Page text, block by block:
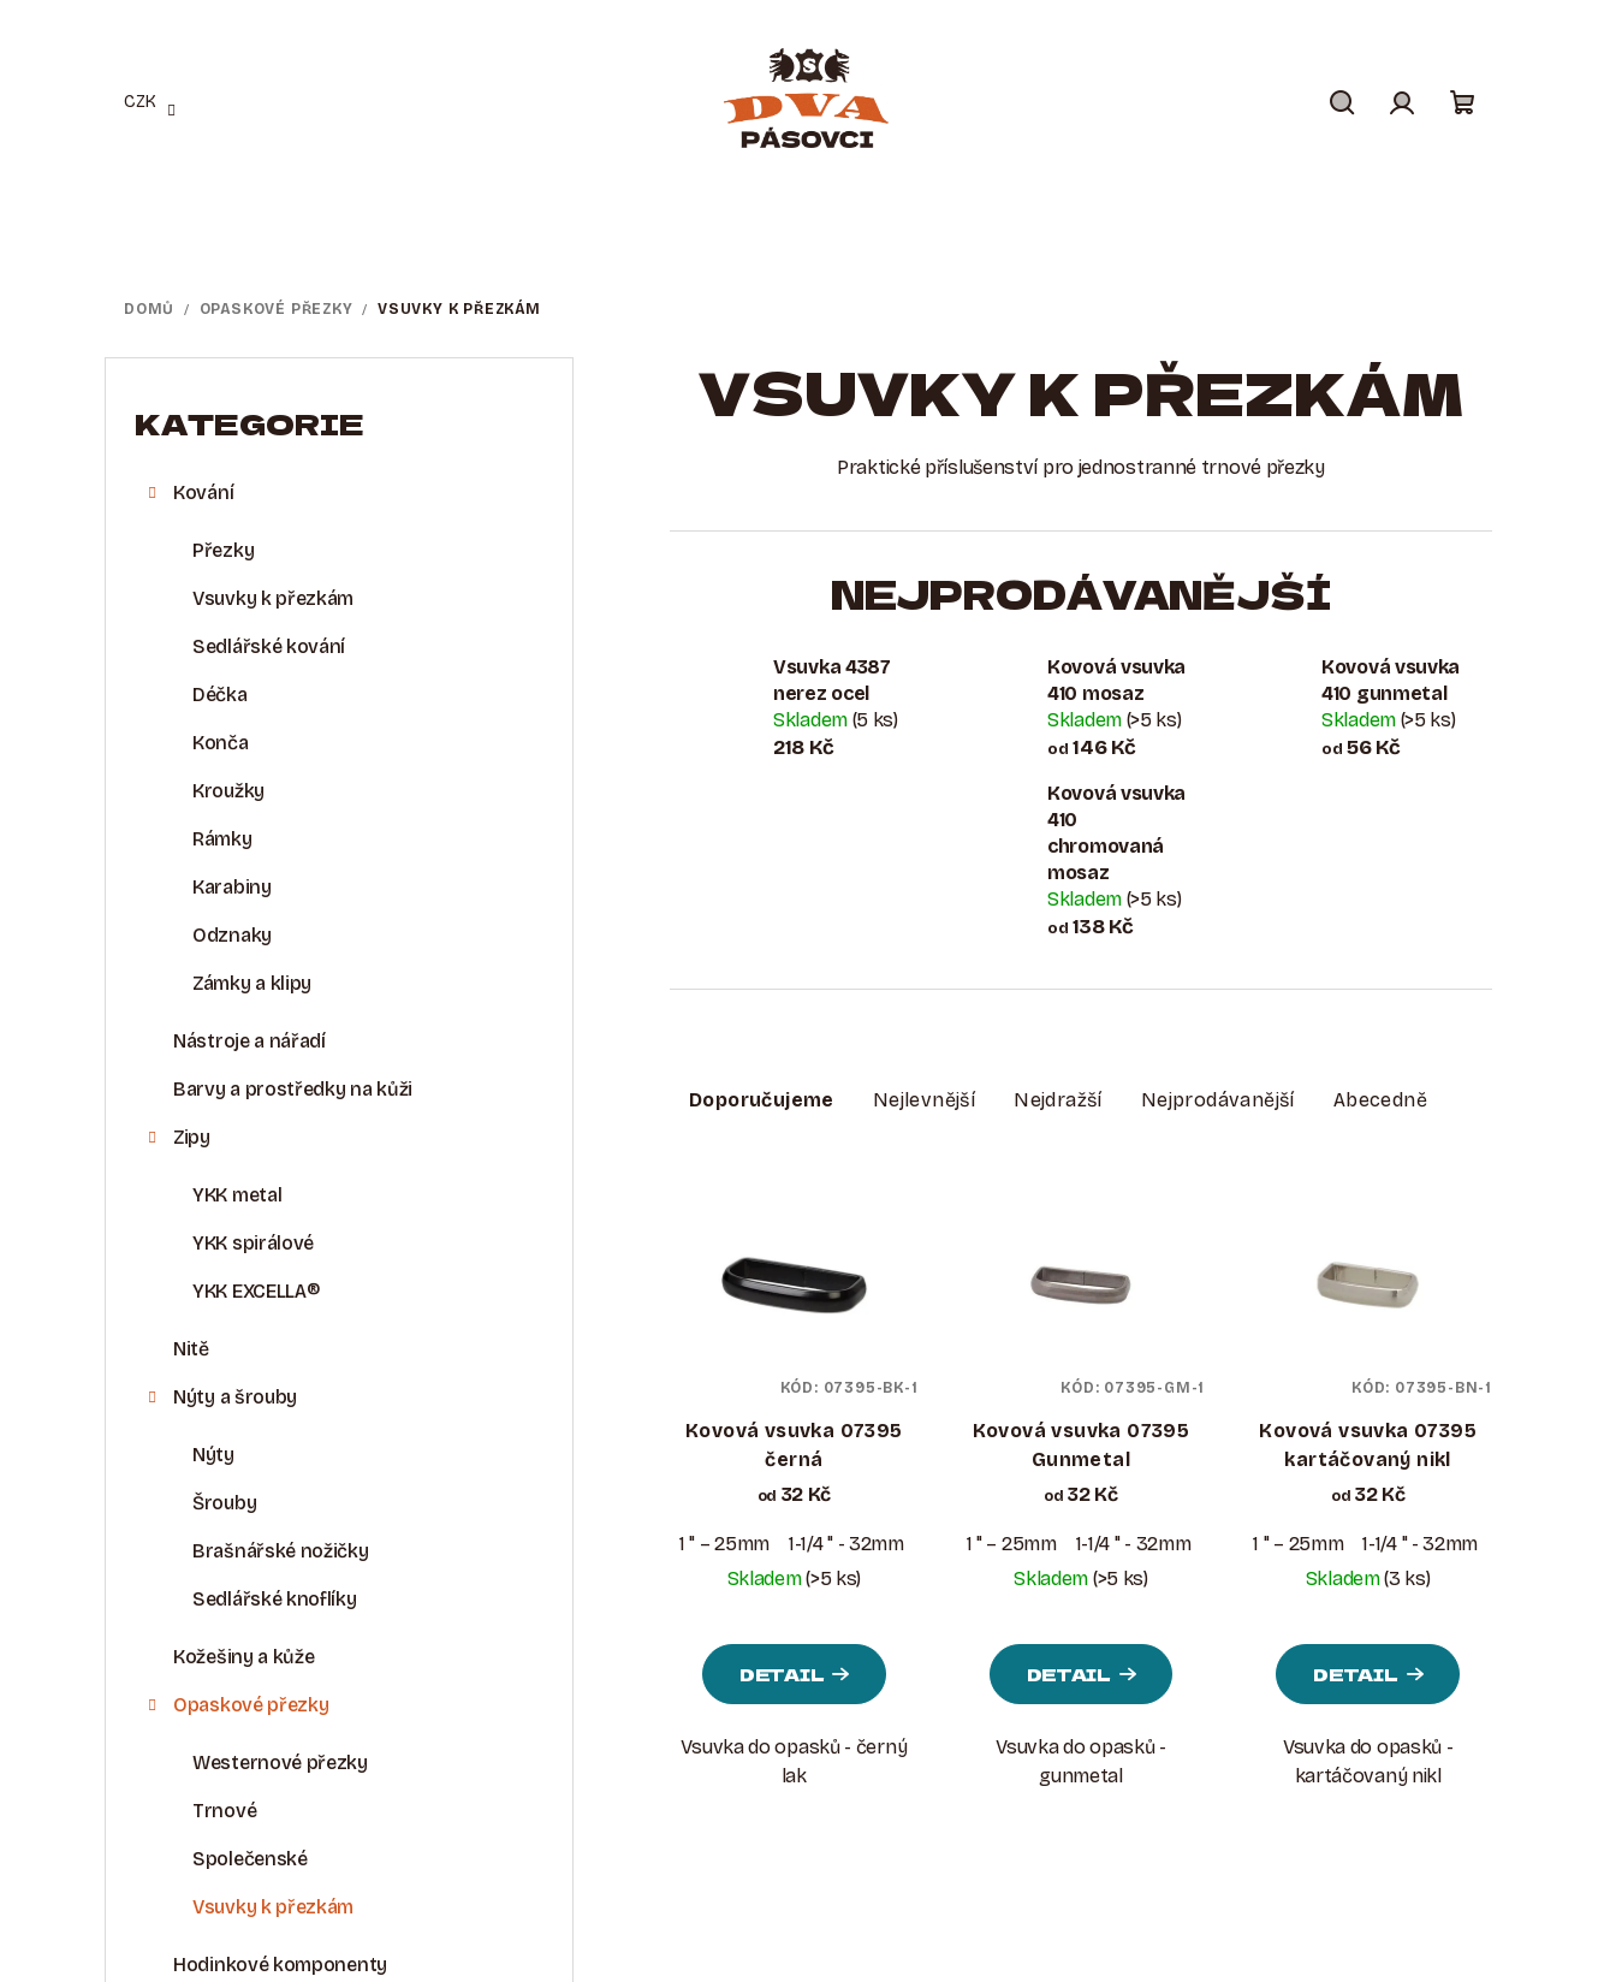
CZK
DOMŮ / OPASKOVÉ PŘEZKY / VSUVKY K PŘEZKÁM
OPřeskočit
KATEGORIE
Kování
Přezky
Vsuvky k přezkám
Sedlářské kování
Déčka
Konča
Kroužky
Rámky
Karabiny
Odznaky
Zámky a klipy
Nástroje a nářadí
Barvy a prostředky na kůži
Zipy
YKK metal
YKK spirálové
YKK EXCELLA®
Nitě
Nýty a šrouby
Nýty
Šrouby
Brašnářské nožičky
Sedlářské knoflíky
Kožešiny a kůže
Opaskové přezky
Westernové přezky
Trnové
Společenské
Vsuvky k přezkám
Hodinkové komponenty
VSUVKY K PŘEZKÁM
Praktické příslušenství pro jednostranné trnové přezky
NEJPRODÁVANĚJŠÍ
Vsuvka 4387
nerez ocel
Skladem (5 ks)
218 Kč
Kovová vsuvka
410 mosaz
Skladem (>5 ks)
od 146 Kč
Kovová vsuvka
410 gunmetal
Skladem (>5 ks)
od 56 Kč
Kovová vsuvka
410
chromovaná
mosaz
Skladem (>5 ks)
od 138 Kč
A
O
U
Ů
Doporučujeme Nejlevnější Nejdražší Nejprodávanější Abecedně
P
D
T
Ů
Kovová vsuvka 07395
černá
od 32 Kč
1 " – 25mm 1-1/4 " - 32mm
1-1/2 " - 38mm
Skladem(>5 ks)
DETAIL
Vsuvka do opasků - černý
lak
KÓD: 07395-BK-1
Kovová vsuvka 07395
Gunmetal
od 32 Kč
1 " – 25mm 1-1/4 " - 32mm
1-1/2 " - 38mm
Skladem (>5 ks)
DETAIL
Vsuvka do opasků -
gunmetal
KÓD: 07395-GM-1
Kovová vsuvka 07395
kartáčovaný nikl
od 32 Kč
1 " – 25mm 1-1/4 " - 32mm
Skladem(3 ks)
DETAIL
Vsuvka do opasků -
kartáčovaný nikl
KÓD: 07395-BN-1